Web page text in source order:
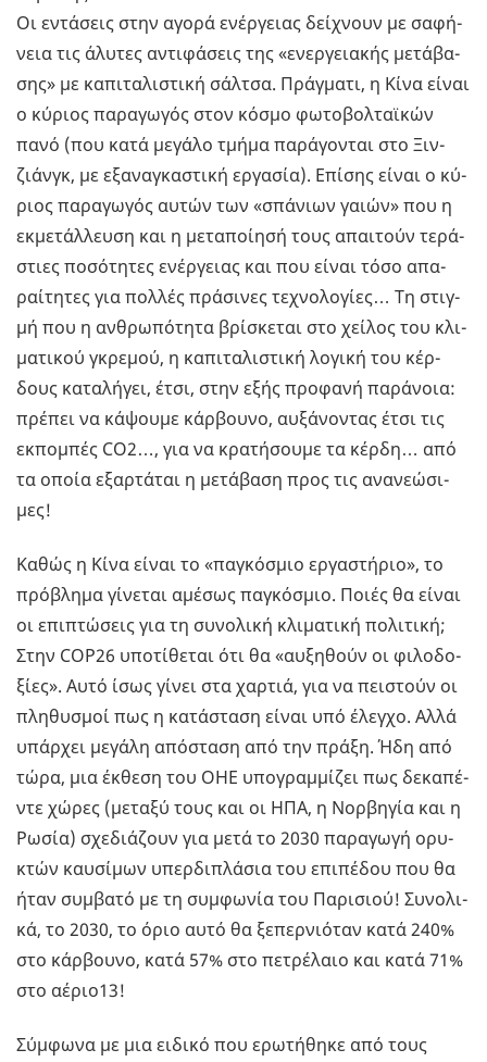
Οι εντά­σεις στην αγορά ενέρ­γειας δεί­χνουν με σα­φή­
νεια τις άλυ­τες αντι­φά­σεις της «ενερ­γεια­κής με­τά­βα­
σης» με κα­πι­τα­λι­στι­κή σάλ­τσα. Πράγ­μα­τι, η Κίνα είναι
ο κύ­ριος πα­ρα­γω­γός στον κόσμο φω­το­βολ­ταϊ­κών
πανό (που κατά με­γά­λο τμήμα πα­ρά­γο­νται στο Ξιν­
ζιάνγκ, με εξα­να­γκα­στι­κή ερ­γα­σία). Επί­σης είναι ο κύ­
ριος πα­ρα­γω­γός αυτών των «σπά­νιων γαιών» που η
εκ­με­τάλ­λευ­ση και η με­τα­ποί­η­σή τους απαι­τούν τε­ρά­
στιες πο­σό­τη­τες ενέρ­γειας και που είναι τόσο απα­
ραί­τη­τες για πολ­λές πρά­σι­νες τε­χνο­λο­γί­ες… Τη στιγ­
μή που η αν­θρω­πό­τη­τα βρί­σκε­ται στο χεί­λος του κλι­
μα­τι­κού γκρε­μού, η κα­πι­τα­λι­στι­κή λο­γι­κή του κέρ­
δους κα­τα­λή­γει, έτσι, στην εξής προ­φα­νή πα­ρά­νοια:
πρέ­πει να κά­ψου­με κάρ­βου­νο, αυ­ξά­νο­ντας έτσι τις
εκ­πο­μπές CO2…, για να κρα­τή­σου­με τα κέρδη… από
τα οποία εξαρ­τά­ται η με­τά­βα­ση προς τις ανα­νε­ώ­σι­
μες!
Καθώς η Κίνα είναι το «πα­γκό­σμιο ερ­γα­στή­ριο», το
πρό­βλη­μα γί­νε­ται αμέ­σως πα­γκό­σμιο. Ποιές θα είναι
οι επι­πτώ­σεις για τη συ­νο­λι­κή κλι­μα­τι­κή πο­λι­τι­κή;
Στην COP26 υπο­τί­θε­ται ότι θα «αυ­ξη­θούν οι φι­λο­δο­
ξί­ες». Αυτό ίσως γίνει στα χαρ­τιά, για να πει­στούν οι
πλη­θυ­σμοί πως η κα­τά­στα­ση είναι υπό έλεγ­χο. Αλλά
υπάρ­χει με­γά­λη από­στα­ση από την πράξη. Ήδη από
τώρα, μια έκ­θε­ση του ΟΗΕ υπο­γραμ­μί­ζει πως δε­κα­πέ­
ντε χώρες (με­τα­ξύ τους και οι ΗΠΑ, η Νορ­βη­γία και η
Ρωσία) σχε­διά­ζουν για μετά το 2030 πα­ρα­γω­γή ορυ­
κτών καυ­σί­μων υπερ­δι­πλά­σια του επι­πέ­δου που θα
ήταν συμ­βα­τό με τη συμ­φω­νία του Πα­ρι­σιού! Συ­νο­λι­
κά, το 2030, το όριο αυτό θα ξε­περ­νιό­ταν κατά 240%
στο κάρ­βου­νο, κατά 57% στο πε­τρέ­λαιο και κατά 71%
στο αέριο13!
Σύμ­φω­να με μια ει­δι­κό που ερω­τή­θη­κε από τους